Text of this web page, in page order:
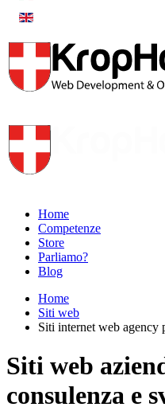
Home
Competenze
Store
Parliamo?
Blog
Home
Siti web
Siti internet web agency
Siti web
consulenza e